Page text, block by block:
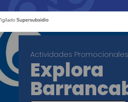
Actividades Promocionales